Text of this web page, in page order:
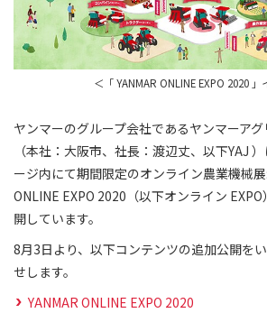
＜「 YANMAR ONLINE EXPO 2020 」
ヤンマーのグループ会社であるヤンマーア
（本社：大阪市、社長：渡辺丈、以下YAJ
ージ内にて期間限定のオンライン農業機械
ONLINE EXPO 2020（以下オンライン
開しています。
8月3日より、以下コンテンツの追加公開を
せします。
YANMAR ONLINE EXPO 2020